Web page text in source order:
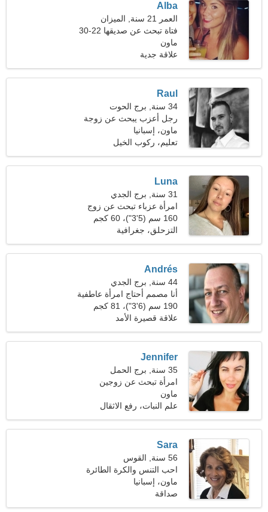
Alba
العمر 21 سنة, الميزان
فتاة تبحث عن صديقها 22-30
ماون
علاقة جدية
Raul
34 سنة, برج الحوت
رجل أعزب يبحث عن زوجة
ماون، إسبانيا
تعليم، ركوب الخيل
Luna
31 سنة, برج الجدي
امرأة عزباء تبحث عن زوج
160 سم (5'3")، 60 كجم
(132 رطلا)
التزحلق، جغرافية
Andrés
44 سنة, برج الجدي
أنا مصمم أحتاج امرأة عاطفية
190 سم (6'3")، 81 كجم
(178 رطلا)
علاقة قصيرة الأمد
Jennifer
35 سنة, برج الحمل
امرأة تبحث عن زوجين
ماون
علم النبات، رفع الاثقال
Sara
56 سنة, القوس
احب التنس والكرة الطائرة
ماون، إسبانيا
صداقة